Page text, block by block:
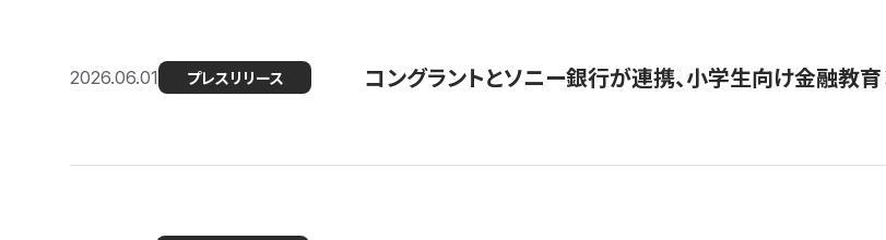
2026.06.01 プレスリリース コングラントとソニー銀行が連携、小学生向け金融教